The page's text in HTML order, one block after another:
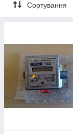
Сортування